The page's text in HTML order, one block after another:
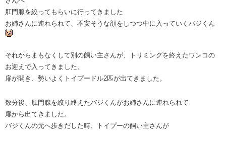
肛門腺を絞ってもらいに行ってきました
お姉さんに連れられて、不安そうな顔をしつつ中に入っていくバジくん
それからまもなくして別の飼い主さんが、トリミングを終えたワンコの
お迎えで入ってきました。
扉が開き、勢いよくトイプードル2匹が出てきました。
数分後、肛門腺を絞り終えたバジくんがお姉さんに連れられて
扉から出てきました。
バジくんの元へ歩きだした時、トイプーの飼い主さんが